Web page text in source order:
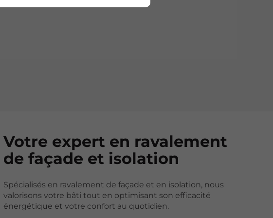
continu,
Votre expert en ravalement
de façade et isolation
Spécialisés en ravalement de façade et en isolation, nous
valorisons votre bâti tout en optimisant son efficacité
énergétique et votre confort au quotidien.